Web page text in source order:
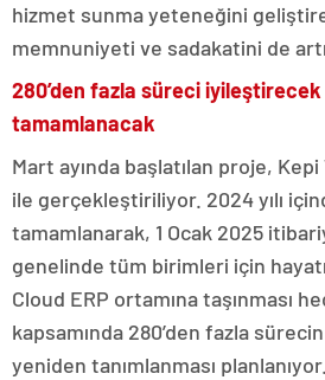
hizmet sunma yeteneğini
memnuniyeti ve sadakatini de
280’den fazla süreci iyileştirecek
tamamlanacak
Mart ayında başlatılan proje,
ile gerçekleştiriliyor. 2024 yılı
tamamlanarak, 1 Ocak 2025
genelinde tüm birimleri için
Cloud ERP ortamına taşınması
kapsamında 280’den fazla
yeniden tanımlanması